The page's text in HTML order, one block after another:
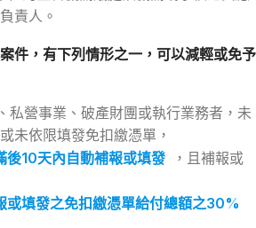
責人。
件，有下列情形之一，可以減輕或免予
私營事業、破產財團或執行業務者，未
未依限填發免扣繳憑單，
後10天內自動補報或填發
，且補報或
或填發之免扣繳憑單給付總額之30%